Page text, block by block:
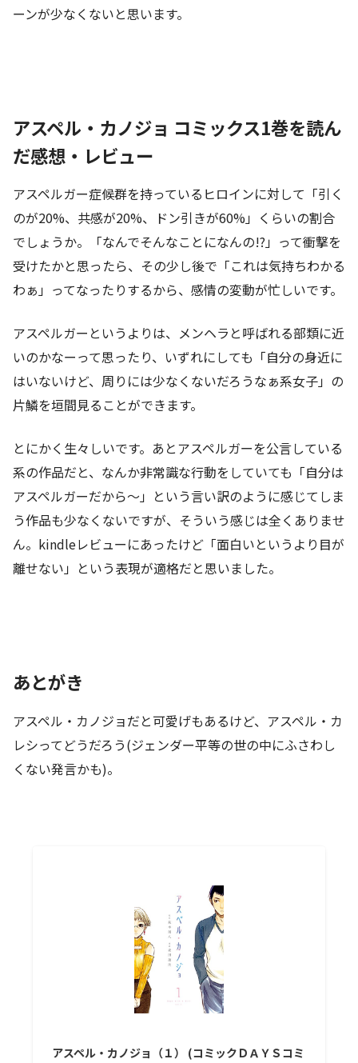
ーンが少なくないと思います。
アスペル・カノジョ コミックス1巻を読ん
だ感想・レビュー
アスペルガー症候群を持っているヒロインに対して「引く
のが20%、共感が20%、ドン引きが60%」くらいの割合
でしょうか。「なんでそんなことになんの!?」って衝撃を
受けたかと思ったら、その少し後で「これは気持ちわかる
わぁ」ってなったりするから、感情の変動が忙しいです。
アスペルガーというよりは、メンヘラと呼ばれる部類に近
いのかなーって思ったり、いずれにしても「自分の身近に
はいないけど、周りには少なくないだろうなぁ系女子」の
片鱗を垣間見ることができます。
とにかく生々しいです。あとアスペルガーを公言している
系の作品だと、なんか非常識な行動をしていても「自分は
アスペルガーだから～」という言い訳のように感じてしま
う作品も少なくないですが、そういう感じは全くありませ
ん。kindleレビューにあったけど「面白いというより目が
離せない」という表現が適格だと思いました。
あとがき
アスペル・カノジョだと可愛げもあるけど、アスペル・カ
レシってどうだろう(ジェンダー平等の世の中にふさわし
くない発言かも)。
アスペル・カノジョ（１） (コミックＤＡＹＳコミ